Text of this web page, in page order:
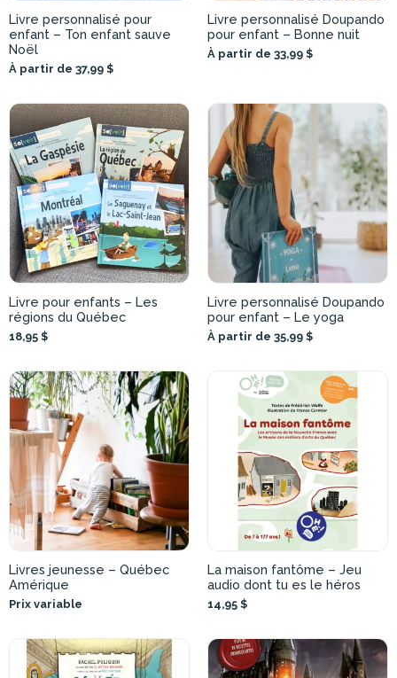
Livre personnalisé pour
enfant – Ton enfant sauve
Noël
À partir de 37,99 $
Livre personnalisé Doupando
pour enfant – Bonne nuit
À partir de 33,99 $
Livre pour enfants – Les
régions du Québec
18,95 $
Livre personnalisé Doupando
pour enfant – Le yoga
À partir de 35,99 $
Livres jeunesse – Québec
Amérique
Prix variable
La maison fantôme – Jeu
audio dont tu es le héros
14,95 $